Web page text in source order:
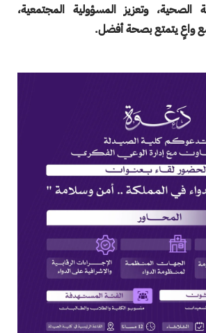
الصحية، وتعزيز المسؤولية المجتمعية،
واعٍ يتمتع بصحة أفضل.